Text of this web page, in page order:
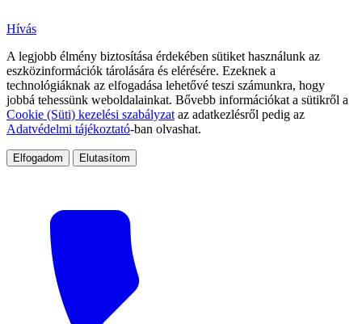
Hívás
A legjobb élmény biztosítása érdekében sütiket használunk az
eszközinformációk tárolására és elérésére. Ezeknek a
technológiáknak az elfogadása lehetővé teszi számunkra, hogy
jobbá tehessünk weboldalainkat. Bővebb információkat a sütikről a
Cookie (Süti) kezelési szabályzat az adatkezlésről pedig az
Adatvédelmi tájékoztató-ban olvashat.
Elfogadom Elutasítom